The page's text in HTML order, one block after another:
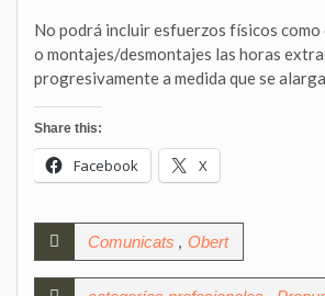
No podrá incluir esfuerzos físicos
o montajes/desmontajes las horas
progresivamente a medida que se
Share this:
Facebook X
Comunicats , Obert